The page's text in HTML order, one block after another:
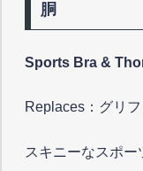
胴
Sports Bra &
Replaces：グリ
スキニーなスポー